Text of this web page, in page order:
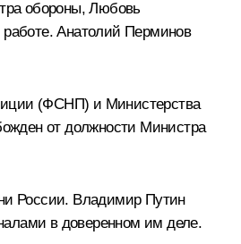
обороны, Любовь
работе. Анатолий Перминов
(ФСНП) и Министерства
от должности Министра
России. Владимир Путин
в доверенном им деле.